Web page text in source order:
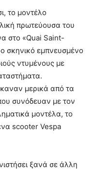
το μοντέλο
πρωτεύουσα του
στο «Quai Saint-
σκηνικό εμπνευσμένο
ντυμένους με
μερικά από τα
συνόδευαν με τον
μοντέλα, το
scooter Vespa
ξανά σε άλλη